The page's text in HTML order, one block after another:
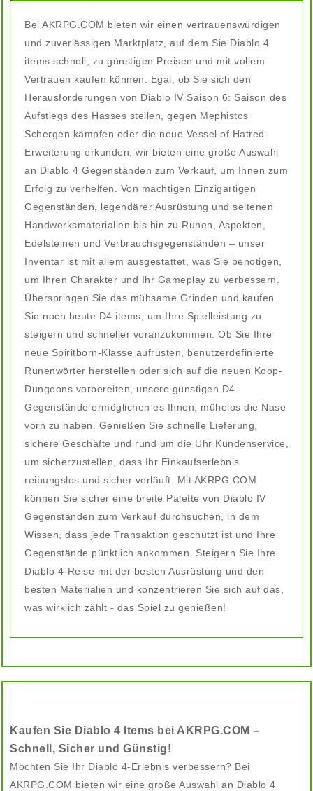
Bei AKRPG.COM bieten wir einen vertrauenswürdigen
und zuverlässigen Marktplatz, auf dem Sie Diablo 4
items schnell, zu günstigen Preisen und mit vollem
Vertrauen kaufen können. Egal, ob Sie sich den
Herausforderungen von Diablo IV Saison 6: Saison des
Aufstiegs des Hasses stellen, gegen Mephistos
Schergen kämpfen oder die neue Vessel of Hatred-
Erweiterung erkunden, wir bieten eine große Auswahl
an Diablo 4 Gegenständen zum Verkauf, um Ihnen zum
Erfolg zu verhelfen. Von mächtigen Einzigartigen
Gegenständen, legendärer Ausrüstung und seltenen
Handwerksmaterialien bis hin zu Runen, Aspekten,
Edelsteinen und Verbrauchsgegenständen – unser
Inventar ist mit allem ausgestattet, was Sie benötigen,
um Ihren Charakter und Ihr Gameplay zu verbessern.
Überspringen Sie das mühsame Grinden und kaufen
Sie noch heute D4 items, um Ihre Spielleistung zu
steigern und schneller voranzukommen. Ob Sie Ihre
neue Spiritborn-Klasse aufrüsten, benutzerdefinierte
Runenwörter herstellen oder sich auf die neuen Koop-
Dungeons vorbereiten, unsere günstigen D4-
Gegenstände ermöglichen es Ihnen, mühelos die Nase
vorn zu haben. Genießen Sie schnelle Lieferung,
sichere Geschäfte und rund um die Uhr Kundenservice,
um sicherzustellen, dass Ihr Einkaufserlebnis
reibungslos und sicher verläuft. Mit AKRPG.COM
können Sie sicher eine breite Palette von Diablo IV
Gegenständen zum Verkauf durchsuchen, in dem
Wissen, dass jede Transaktion geschützt ist und Ihre
Gegenstände pünktlich ankommen. Steigern Sie Ihre
Diablo 4-Reise mit der besten Ausrüstung und den
besten Materialien und konzentrieren Sie sich auf das,
was wirklich zählt - das Spiel zu genießen!
Kaufen Sie Diablo 4 Items bei AKRPG.COM –
Schnell, Sicher und Günstig!
Möchten Sie Ihr Diablo 4-Erlebnis verbessern? Bei
AKRPG.COM bieten wir eine große Auswahl an Diablo 4